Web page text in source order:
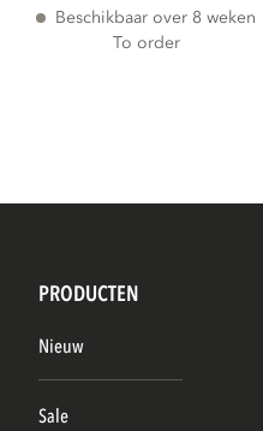
Beschikbaar over 8 weken
To order
PRODUCTEN
Nieuw
Sale